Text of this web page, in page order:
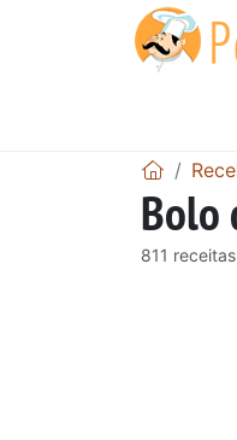
Bolo
811 receitas